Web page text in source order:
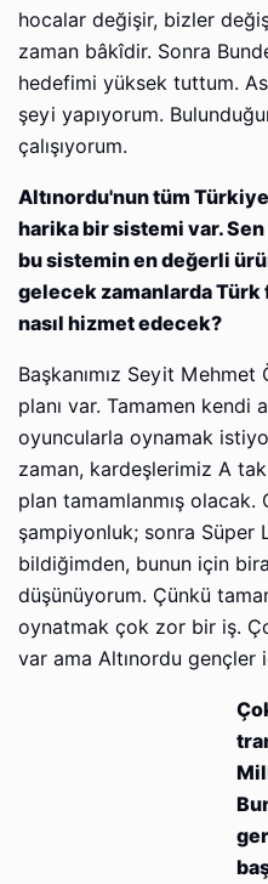
hocalar değişir, bizler
zaman bâkîdir. Sonra
hedefimi yüksek tuttum.
şeyi yapıyorum.
çalışıyorum.
Altınordu'nun tüm
harika bir sistemi var.
bu sistemin en değerli
gelecek zamanlarda
nasıl hizmet edecek?
Başkanımız Seyit Mehmet
planı var. Tamamen kendi
oyuncularla oynamak
zaman, kardeşlerimiz A
plan tamamlanmış
şampiyonluk; sonra Süper
bildiğimden, bunun için
düşünüyorum. Çünkü
oynatmak çok zor bir iş.
var ama Altınordu gençler